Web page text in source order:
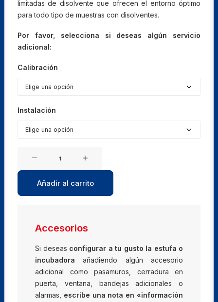
limitadas de disolvente que ofrecen el entorno óptimo
para todo tipo de muestras con disolventes.
Por favor, selecciona si deseas algún servicio
adicional:
Calibración
Instalación
secado
seguridad
cantidad
Añadir al carrito
Accesorios
Si deseas configurar a tu gusto la estufa o
incubadora añadiendo algún accesorio
adicional como pasamuros, cerradura en
puerta, ventana, bandejas adicionales o
alarmas, escribe una nota en «información